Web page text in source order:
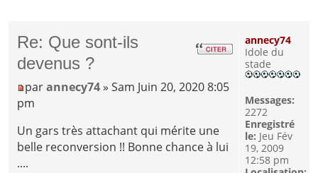
Re: Que sont-ils
devenus ?
parannecy74 » Sam Juin 20, 2020 8:05
pm
Un gars très attachant qui mérite une
belle reconversion !! Bonne chance à lui
....
annecy74
Idole du
stade
Messages:
2272
Enregistré
le: Jeu Fév
19, 2009
12:58 pm